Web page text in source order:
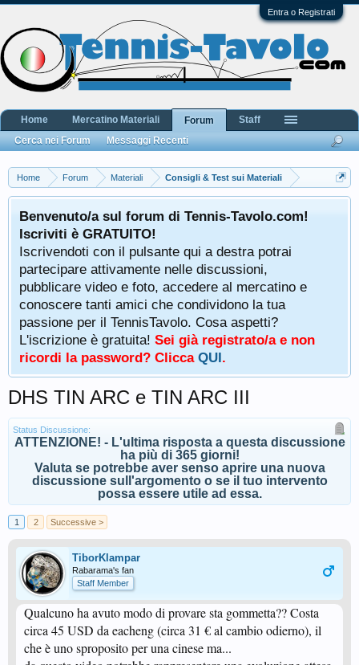
Entra o Registrati
Home Forum Materiali Consigli & Test sui Materiali
Benvenuto/a sul forum di Tennis-Tavolo.com!
Iscriviti è GRATUITO!
Iscrivendoti con il pulsante qui a destra potrai
partecipare attivamente nelle discussioni,
pubblicare video e foto, accedere al mercatino e
conoscere tanti amici che condividono la tua
passione per il TennisTavolo. Cosa aspetti?
L'iscrizione è gratuita! Sei già registrato/a e non
ricordi la password? Clicca QUI.
DHS TIN ARC e TIN ARC III
Status Discussione:
ATTENZIONE! - L'ultima risposta a questa discussione
ha più di 365 giorni!
Valuta se potrebbe aver senso aprire una nuova
discussione sull'argomento o se il tuo intervento
possa essere utile ad essa.
1 2 Successive >
TiborKlampar
Rabarama's fan
Staff Member
Qualcuno ha avuto modo di provare sta gommetta?? Costa
circa 45 USD da eacheng (circa 31 € al cambio odierno), il
che è uno sproposito per una cinese ma...
Home Mercatino Materiali
Forum
Cerca nei Forum
Messaggi Recenti
Staff